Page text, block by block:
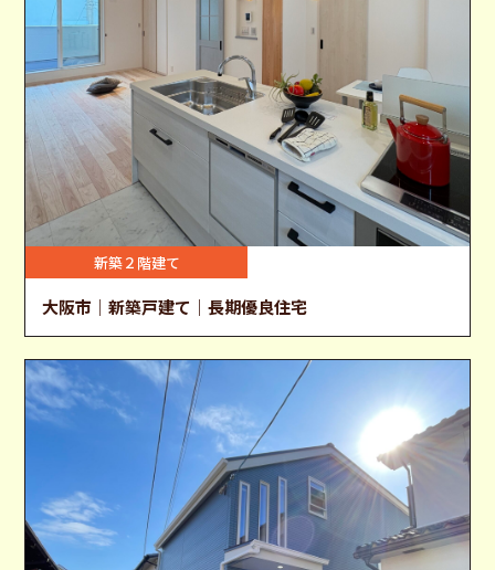
新築２階建て
大阪市｜新築戸建て｜長期優良住宅